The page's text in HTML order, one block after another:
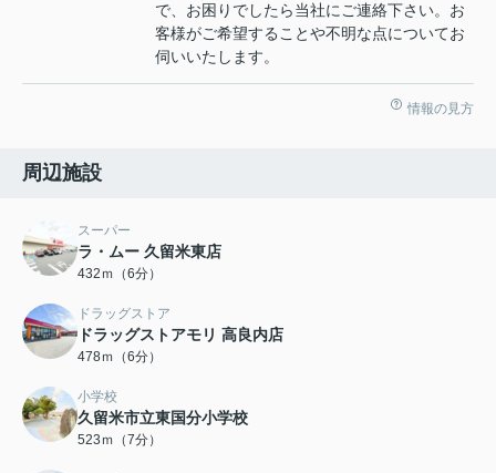
で、お困りでしたら当社にご連絡下さい。お
客様がご希望することや不明な点についてお
伺いいたします。
情報の見方
周辺施設
スーパー
ラ・ムー 久留米東店
432ｍ（6分）
ドラッグストア
ドラッグストアモリ 高良内店
478ｍ（6分）
小学校
久留米市立東国分小学校
523ｍ（7分）